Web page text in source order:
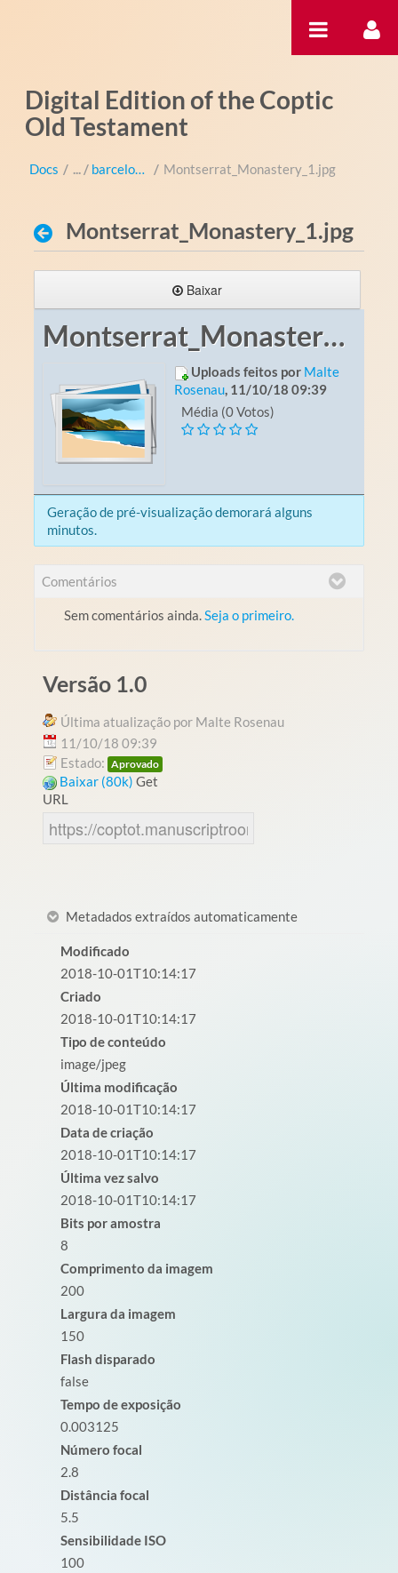
Digital Edition of the Coptic
Old Testament
Docs / barcelona-montserrat / Montserrat_Monastery_1.jpg
Montserrat_Monastery_1.jpg
Baixar
Montserrat_Monastery_1.jpg
Uploads feitos por Malte
Rosenau, 11/10/18 09:39
Média (0 Votos)
Geração de pré-visualização demorará alguns
minutos.
Comentários
Sem comentários ainda.Seja o primeiro.
Versão 1.0
Última atualização por Malte Rosenau
11/10/18 09:39
Estado: Aprovado
Baixar (80k) Get
URL
Metadados extraídos automaticamente
Modificado
2018-10-01T10:14:17
Criado
2018-10-01T10:14:17
Tipo de conteúdo
image/jpeg
Última modificação
2018-10-01T10:14:17
Data de criação
2018-10-01T10:14:17
Última vez salvo
2018-10-01T10:14:17
Bits por amostra
8
Comprimento da imagem
200
Largura da imagem
150
Flash disparado
false
Tempo de exposição
0.003125
Número focal
2.8
Distância focal
5.5
Sensibilidade ISO
100